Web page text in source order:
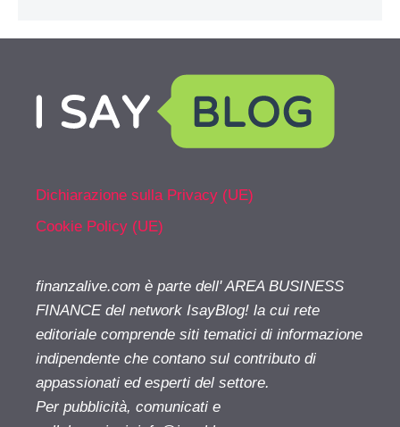
Dichiarazione sulla Privacy (UE)
Cookie Policy (UE)
finanzalive.com è parte dell' AREA BUSINESS
FINANCE del network IsayBlog! la cui rete
editoriale comprende siti tematici di informazione
indipendente che contano sul contributo di
appassionati ed esperti del settore.
Per pubblicità, comunicati e